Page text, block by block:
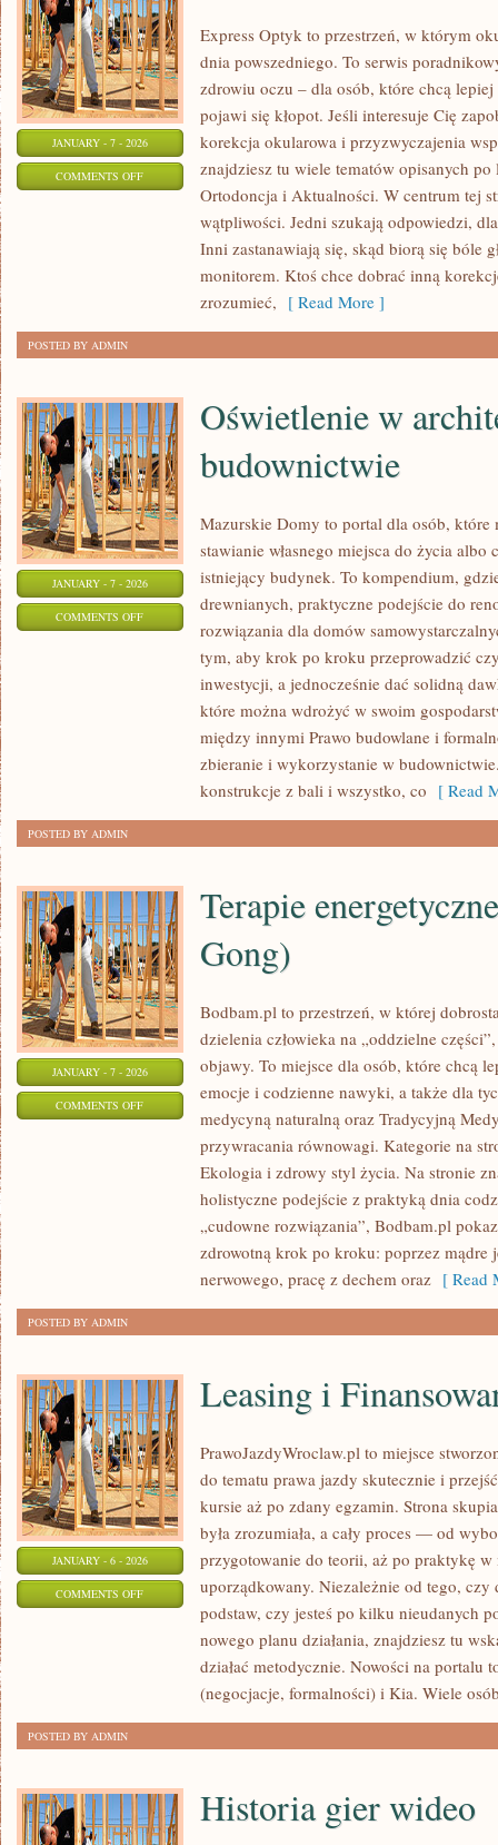
JANUARY - 7 - 2026
COMMENTS OFFON
MEDYCYNA
Express Optyk to przestrzeń, w którym
dnia powszedniego. To serwis
zdrowiu oczu – dla osób, które chcą
pojawi się kłopot. Jeśli interesuje Cię
korekcja okularowa i przyzwyczajenia
znajdziesz tu wiele tematów opisanych
Ortodoncja i Aktualności. W centrum tej
wątpliwości. Jedni szukają odpowiedzi,
Inni zastanawiają się, skąd biorą się bóle
monitorem. Ktoś chce dobrać inną
zrozumieć, [ Read More ]
POSTED BY ADMIN
JANUARY - 7 - 2026
COMMENTS OFFON
Oświetlenie w
budownictwie
Mazurskie Domy to portal dla osób, które
stawianie własnego miejsca do życia albo
istniejący budynek. To kompendium,
drewnianych, praktyczne podejście do
rozwiązania dla domów
tym, aby krok po kroku przeprowadzić
inwestycji, a jednocześnie dać solidną
które można wdrożyć w swoim
między innymi Prawo budowlane i
zbieranie i wykorzystanie w
konstrukcje z bali i wszystko, co [ Read
POSTED BY ADMIN
JANUARY - 7 - 2026
COMMENTS OFFON
ENERGETYCZNE
Terapie
Gong)
Bodbam.pl to przestrzeń, w której
dzielenia człowieka na „oddzielne
objawy. To miejsce dla osób, które chcą
emocje i codzienne nawyki, a także dla
medycyną naturalną oraz Tradycyjną
przywracania równowagi. Kategorie na
Ekologia i zdrowy styl życia. Na stronie
holistyczne podejście z praktyką dnia
„cudowne rozwiązania”, Bodbam.pl
zdrowotną krok po kroku: poprzez mądre
nerwowego, pracę z dechem oraz [ Read
POSTED BY ADMIN
JANUARY - 6 - 2026
COMMENTS OFFON
FINANSOWANIE
Leasing i
PrawoJazdyWroclaw.pl to miejsce
do tematu prawa jazdy skutecznie i
kursie aż po zdany egzamin. Strona
była zrozumiała, a cały proces — od
przygotowanie do teorii, aż po praktykę w
uporządkowany. Niezależnie od tego, czy
podstaw, czy jesteś po kilku nieudanych
nowego planu działania, znajdziesz tu
działać metodycznie. Nowości na portalu
(negocjacje, formalności) i Kia. Wiele
POSTED BY ADMIN
Historia gier wideo